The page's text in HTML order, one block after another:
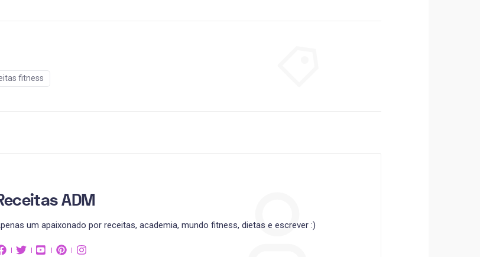
fitness
ADM
um apaixonado por receitas, academia, mundo fitness, dietas e escrever :)